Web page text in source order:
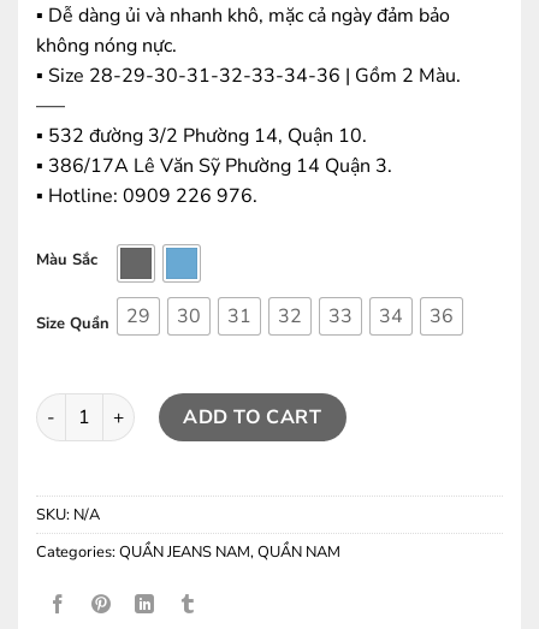
▪️ Dễ dàng ủi và nhanh khô, mặc cả ngày đảm bảo
không nóng nực.
▪️ Size 28-29-30-31-32-33-34-36 | Gồm 2 Màu.
—–
▪️ 532 đường 3/2 Phường 14, Quận 10.
▪️ 386/17A Lê Văn Sỹ Phường 14 Quận 3.
▪️ Hotline: ‭0909 226 976.
Màu Sắc
Size Quần 29 30 31 32 33 34 36
Quần Jeans TT Cool Tech (Wide Fit) 1905 quantity
ADD TO CART
SKU: N/A
Categories:QUẦN JEANS NAM,QUẦN NAM